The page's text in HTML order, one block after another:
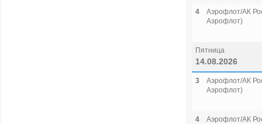
4
Аэрофлот/АК
Аэрофлот)
Пятница
14.08.2026
3
Аэрофлот/АК
Аэрофлот)
4
Аэрофлот/АК